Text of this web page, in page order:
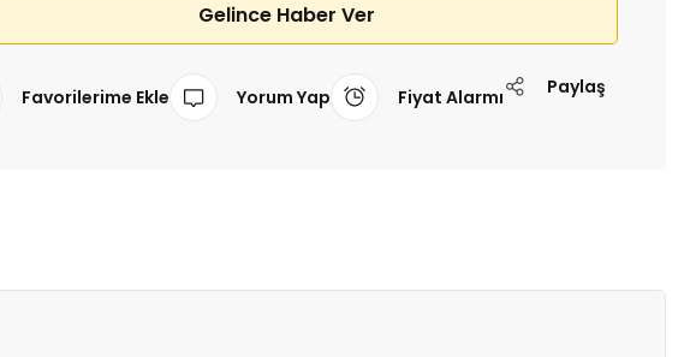
Gelince Haber Ver
Yorum Yap Fiyat Alarmı Paylaş